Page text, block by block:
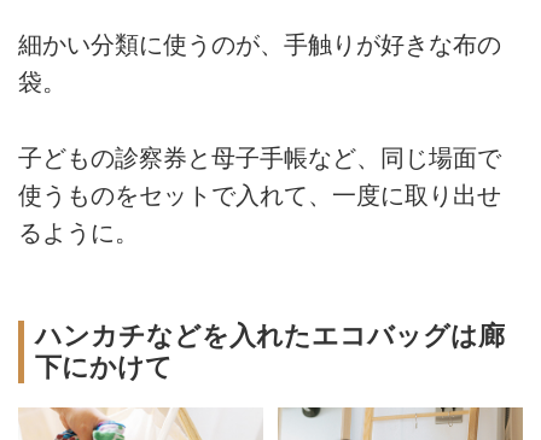
細かい分類に使うのが、手触りが好きな布の
袋。
子どもの診察券と母子手帳など、同じ場面で
使うものをセットで入れて、一度に取り出せ
るように。
ハンカチなどを入れたエコバッグは廊
下にかけて